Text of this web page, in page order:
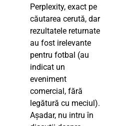
Perplexity, exact pe
căutarea cerută, dar
rezultatele returnate
au fost irelevante
pentru fotbal (au
indicat un
eveniment
comercial, fără
legătură cu meciul).
Așadar, nu intru în